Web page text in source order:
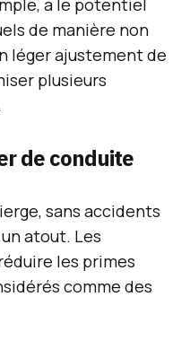
a le potentiel
de manière non
léger ajustement de
plusieurs
de conduite
sans accidents
atout. Les
les primes
comme des